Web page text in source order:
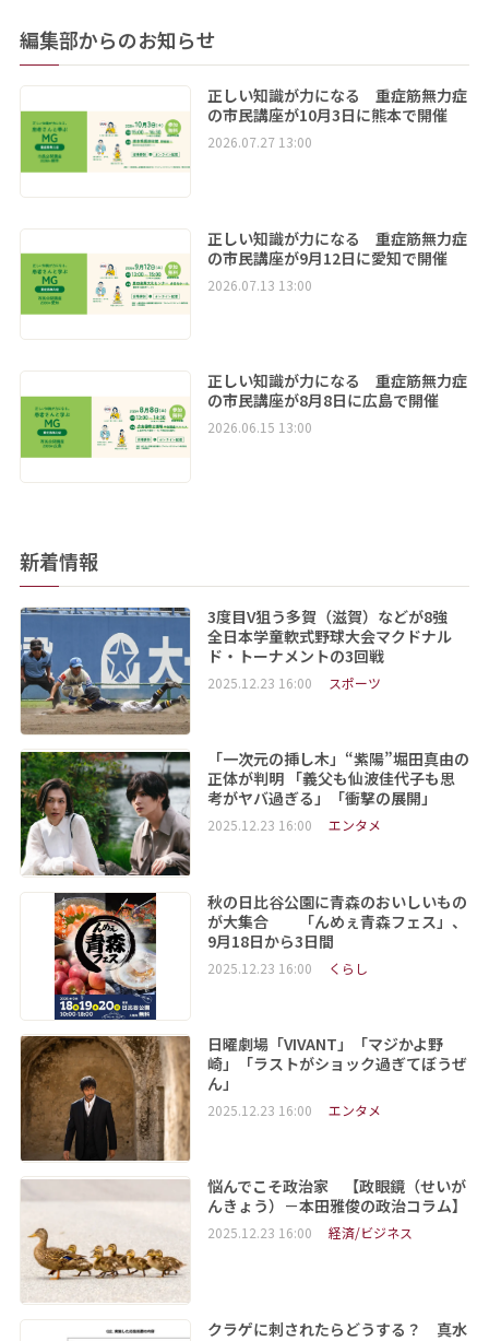
編集部からのお知らせ
正しい知識が力になる 重症筋無力症
の市民講座が10月3日に熊本で開催
2026.07.27 13:00
正しい知識が力になる 重症筋無力症
の市民講座が9月12日に愛知で開催
2026.07.13 13:00
正しい知識が力になる 重症筋無力症
の市民講座が8月8日に広島で開催
2026.06.15 13:00
新着情報
3度目V狙う多賀（滋賀）などが8強
全日本学童軟式野球大会マクドナル
ド・トーナメントの3回戦
2025.12.23 16:00 スポーツ
「一次元の挿し木」“紫陽”堀田真由の
正体が判明 「義父も仙波佳代子も思
考がヤバ過ぎる」「衝撃の展開」
2025.12.23 16:00 エンタメ
秋の日比谷公園に青森のおいしいもの
が大集合 「んめぇ青森フェス」、
9月18日から3日間
2025.12.23 16:00 くらし
日曜劇場「VIVANT」「マジかよ野
崎」「ラストがショック過ぎてぼうぜ
ん」
2025.12.23 16:00 エンタメ
悩んでこそ政治家 【政眼鏡（せいが
んきょう）－本田雅俊の政治コラム】
2025.12.23 16:00 経済/ビジネス
クラゲに刺されたらどうする？ 真水